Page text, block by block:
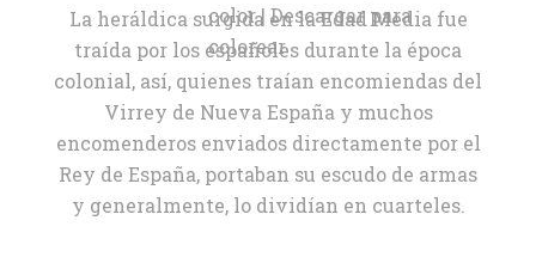
color | Descargar para
colorear
La heráldica surgida en la Edad Media fue
traída por los españoles durante la época
colonial, así, quienes traían encomiendas del
Virrey de Nueva España y muchos
encomenderos enviados directamente por el
Rey de España, portaban su escudo de armas
y generalmente, lo dividían en cuarteles.